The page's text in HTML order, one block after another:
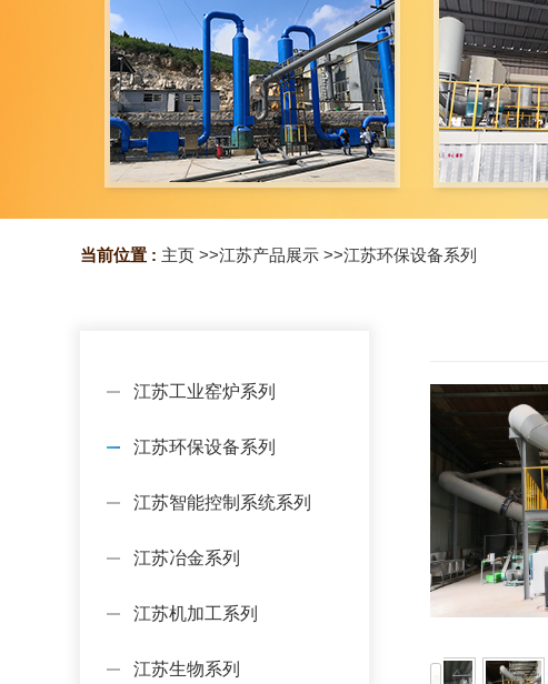
当前位置 : 主页 >>江苏产品展示 >>江苏环保设备系列
江苏工业窑炉系列
江苏环保设备系列
江苏智能控制系统系列
江苏冶金系列
江苏机加工系列
江苏生物系列